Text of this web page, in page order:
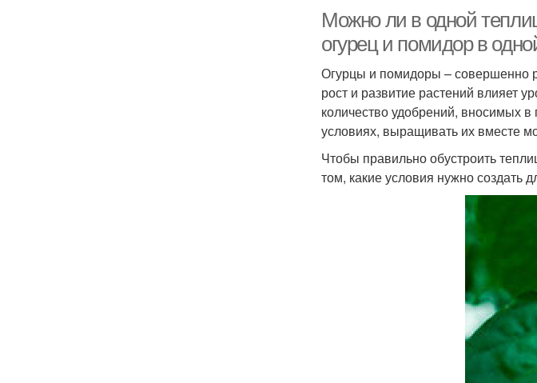
Можно ли в одной
огурец и помидор в
Огурцы и помидоры – совершенно
рост и развитие растений влияет
количество удобрений, вносимых
условиях, выращивать их вместе
Чтобы правильно обустроить
том, какие условия нужно создать